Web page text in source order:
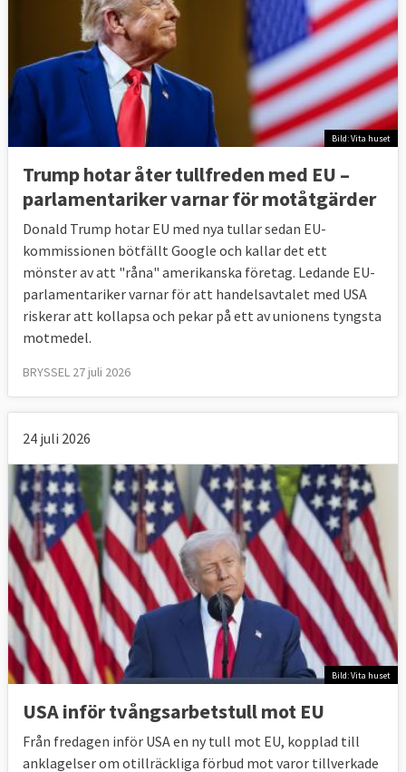
Bild: Vita huset
Trump hotar åter tullfreden med EU –
parlamentariker ⁠varnar för motåtgärder
Donald Trump hotar EU med nya tullar sedan EU-
kommissionen bötfällt Google och kallar det ett
mönster av att "råna" amerikanska företag. Ledande EU-
parlamentariker varnar för att handelsavtalet med USA
riskerar att kollapsa och pekar på ett av unionens tyngsta
motmedel.
BRYSSEL 27 juli 2026
24 juli 2026
Bild: Vita huset
USA inför tvångsarbetstull mot EU
Från fredagen inför USA en ny tull mot EU, kopplad till
anklagelser om otillräckliga förbud mot varor tillverkade